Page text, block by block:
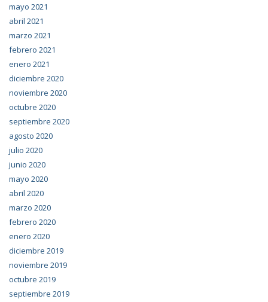
mayo 2021
abril 2021
marzo 2021
febrero 2021
enero 2021
diciembre 2020
noviembre 2020
octubre 2020
septiembre 2020
agosto 2020
julio 2020
junio 2020
mayo 2020
abril 2020
marzo 2020
febrero 2020
enero 2020
diciembre 2019
noviembre 2019
octubre 2019
septiembre 2019